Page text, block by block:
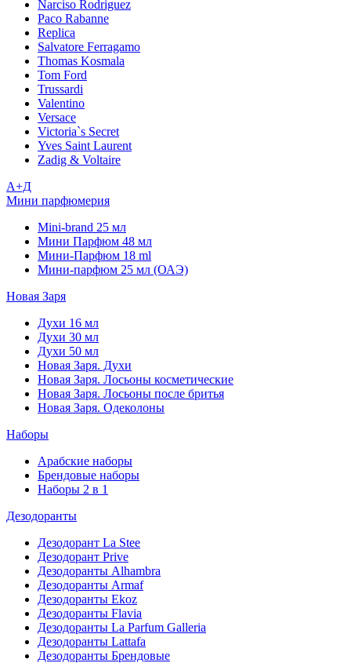
Narciso Rodriguez
Paco Rabanne
Replica
Salvatore Ferragamo
Thomas Kosmala
Tom Ford
Trussardi
Valentino
Versace
Victoria`s Secret
Yves Saint Laurent
Zadig & Voltaire
А+Д
Мини парфюмерия
Mini-brand 25 мл
Мини Парфюм 48 мл
Мини-Парфюм 18 ml
Мини-парфюм 25 мл (ОАЭ)
Новая Заря
Духи 16 мл
Духи 30 мл
Духи 50 мл
Новая Заря. Духи
Новая Заря. Лосьоны косметические
Новая Заря. Лосьоны после бритья
Новая Заря. Одеколоны
Наборы
Арабские наборы
Брендовые наборы
Наборы 2 в 1
Дезодоранты
Дезодорант La Stee
Дезодорант Prive
Дезодоранты Alhambra
Дезодоранты Armaf
Дезодоранты Ekoz
Дезодоранты Flavia
Дезодоранты La Parfum Galleria
Дезодоранты Lattafa
Дезодоранты Брендовые